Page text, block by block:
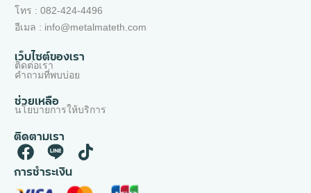
โทร : 082-424-4496
อีเมล : info@metalmateth.com
เว็บไซต์ของเรา
ติดต่อเรา
คำถามที่พบบ่อย
ช่วยเหลือ
นโยบายการให้บริการ
ติดตามเรา
การชำระเงิน